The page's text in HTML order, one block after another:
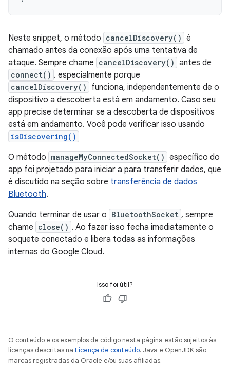
Neste snippet, o método cancelDiscovery() é
chamado antes da conexão após uma tentativa de
ataque. Sempre chame cancelDiscovery() antes de
connect() . especialmente porque
cancelDiscovery()
funciona, independentemente de o
dispositivo a descoberta está em andamento. Caso seu
app precise determinar se a descoberta de dispositivos
está em andamento. Você pode verificar isso usando
isDiscovering()
O método manageMyConnectedSocket() específico do
app foi projetado para iniciar a para transferir dados, que
é discutido na seção sobre transferência de dados
Bluetooth.
Quando terminar de usar o BluetoothSocket , sempre
chame close() . Ao fazer isso fecha imediatamente o
soquete conectado e libera todas as informações
internas do Google Cloud.
Isso foi útil?
O conteúdo e os exemplos de código nesta página estão sujeitos às
licenças descritas na Licença de conteúdo. Java e OpenJDK são
marcas registradas da Oracle e/ou suas afiliadas.